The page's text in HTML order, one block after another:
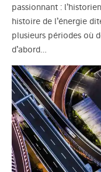
passionnant :
histoire de l’énergie
plusieurs périodes où
d’abord…